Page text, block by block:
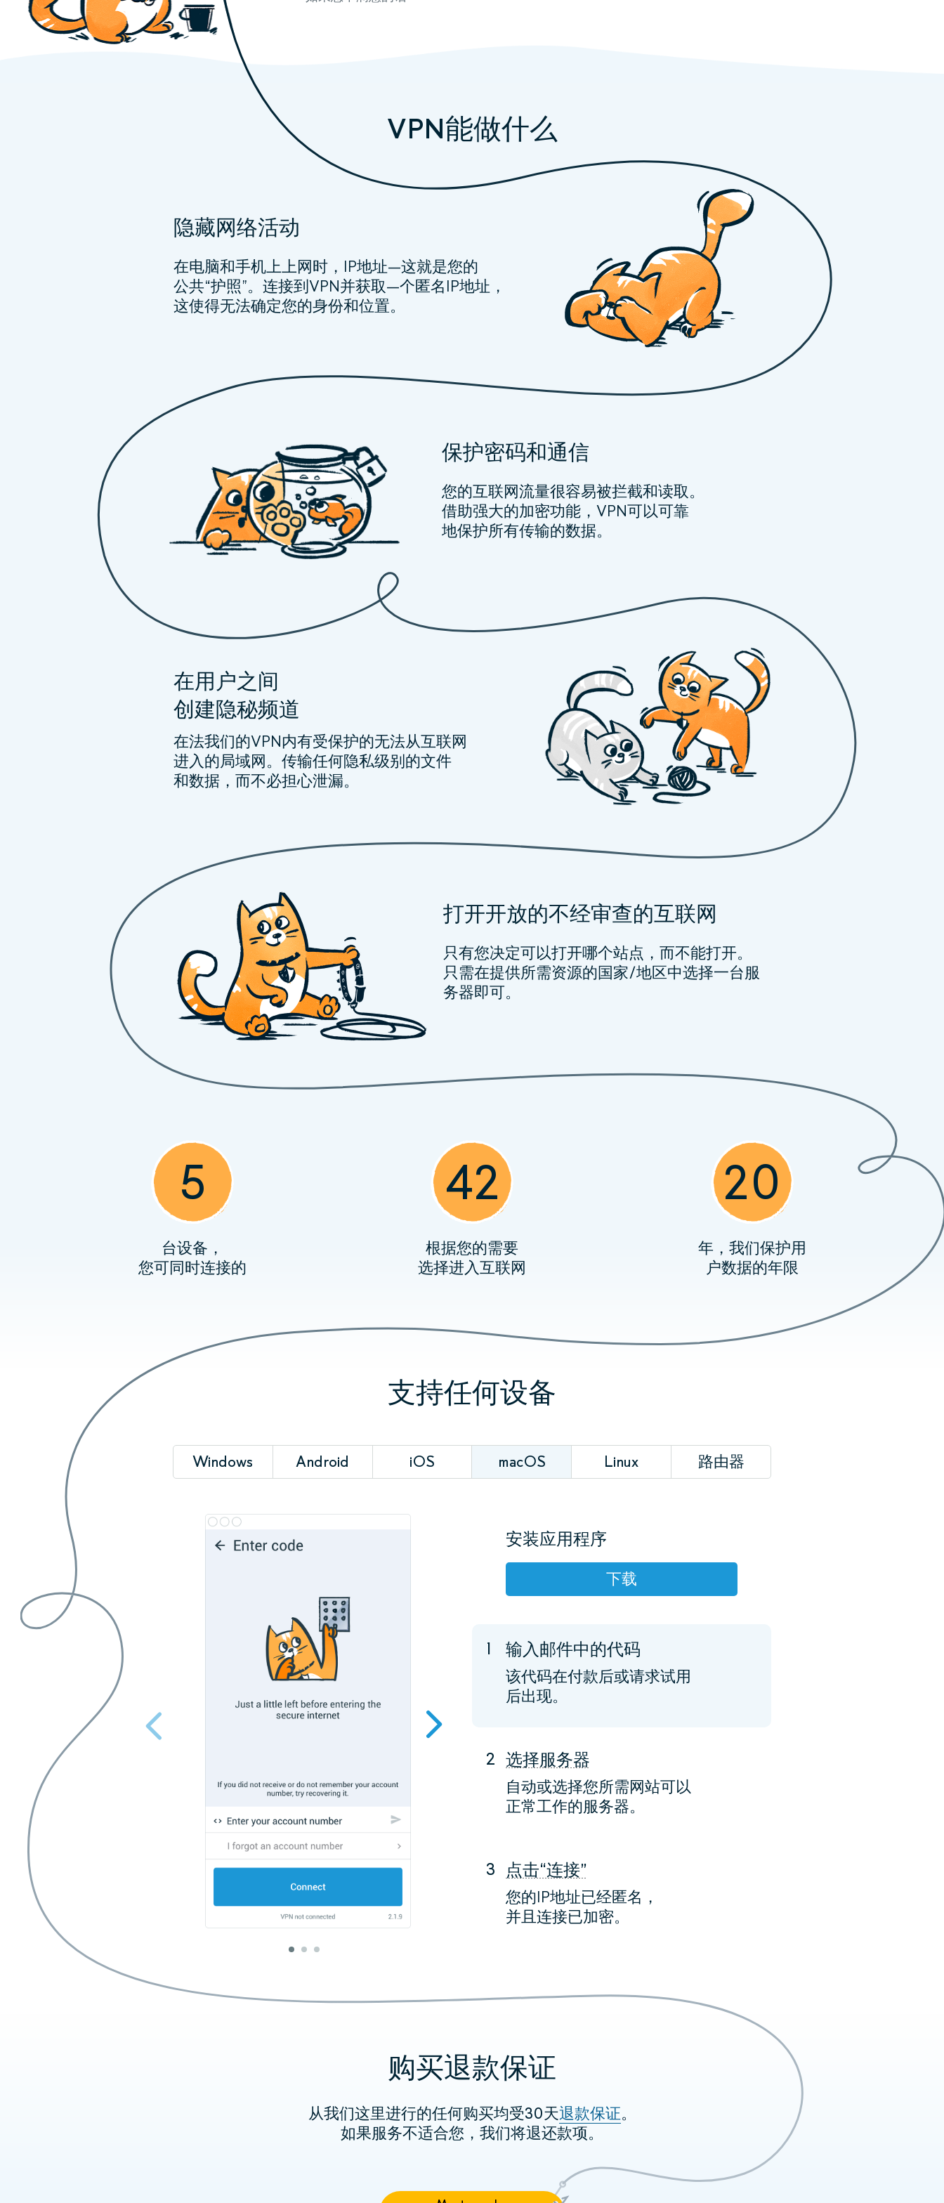
VPN能做什么
隐藏网络活动
在电脑和手机上上网时，IP地址—这就是您的
公共“护照”。连接到VPN并获取—个匿名IP地址，
这使得无法确定您的身份和位置。
保护密码和通信
您的互联网流量很容易被拦截和读取。
借助强大的加密功能，VPN可以可靠
地保护所有传输的数据。
在用户之间
创建隐秘频道
在法我们的VPN内有受保护的无法从互联网
进入的局域网。传输任何隐私级别的文件
和数据，而不必担心泄漏。
打开开放的不经审查的互联网
只有您决定可以打开哪个站点，而不能打开。
只需在提供所需资源的国家/地区中选择一台服
务器即可。
5
台设备，
您可同时连接的
42
根据您的需要
选择进入互联网
20
年，我们保护用
户数据的年限
支持任何设备
Windows Android iOS macOS Linux 路由器
1 输入邮件中的代码
付款后或请求使用后
。
支持智能手机，平板电脑和电视。
输入邮件中的代码
该代码在付款后或请求试用
1 输入邮件中的代码
该代码在付款后或请求试用
后出现。
安装应用程序
下载
1 输入邮件中的代码
该代码在付款后或请求试用
后出现。
2 选择服务器
自动或选择您所需网站可以
正常工作的服务器。
3 点击“连接”
您的IP地址已经匿名，
并且连接已加密。
1 输入邮件中的代码
该代码在付款后或请求试用
后出现。
购买退款保证
从我们这里进行的任何购买均受30天退款保证。
如果服务不适合您，我们将退还款项。